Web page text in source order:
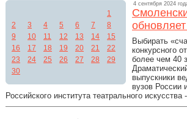
1
2
3 4 5 6 7
8
9
10 11 12 13 14
15
16
17 18 19 20 21
22
23
24 25 26 27 28
29
30
4 сентября 2024
Выбирать
конкурсного
более чем 40
выпускники
вузов России
Российского института театрального